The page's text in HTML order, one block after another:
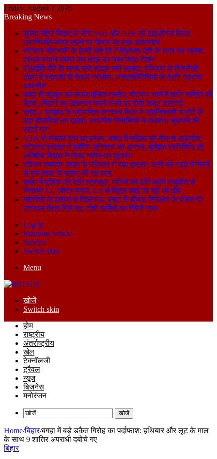
Friday, August 7 2026
Breaking News
सुस्ता सीमा विवाद के बीच SSB और APF की हाई-लेवल बैठक,
यथास्थिति बनाए रखने पर नेपाल का बड़ा आश्वासन
पतिलार सीएचसी के हेल्दी बेबी शो में प्रियंका देवी के लाल का जलवा,
प्रथम स्थान प्राप्त कर क्षेत्र का नाम किया रोशन
वीआईपी दौरे के समय बनी सड़क बनी आफत, पतिलार के मिश्रौली
टोला में बदहाली से बेहाल ग्रामीण, जनप्रतिनिधियों के प्रति गहराया
आक्रोश
बगहा में चहलूम को लेकर पुलिस मुस्तैद: चौतरवा थाने में शांति समिति की
बैठक, नियमों का उल्लंघन करने वालों पर होगी सख्त कार्रवाई
बगहा-1 प्रखंड के प्राथमिक स्वास्थ्य केंद्र में जलनिकासी न होने से
बढ़ा बीमारियों का खतरा, स्थानीय निवासियों ने व्यवस्था सुधारने की
उठाई मांग।
VTR से निकले बाघ का हमला, बगहा में महिला की मौत से आक्रोश
पतिलार पंचायत में फॉगिंग अभियान का आगाज, मुखिया प्रतिनिधि डॉ.
अभिषेक मिश्रा ने किया मशीन का शुभारंभ
पश्चिम चंपारण: बगहा के पतिलार में बड़ा हादसा, पानी भरे गड्ढे में गिरने
से एक साल के मासूम की गई जान
बगहा में पुलिस की बड़ी स्ट्राइक: मरीजों को ढोने वाली एम्बुलेंस से
निकली 157 लीटर शराब, UP से बिहार लाई जा रही थी खेप
ग्रामीणों के इलाज से खिलवाड़: बगहा में औचक निरीक्षण के दौरान दो
स्वास्थ्य केंद्र मिले बंद, दोषी कर्मियों पर गिरेगी गाज
Log In
Random Article
Sidebar
Switch skin
Menu
खोजें
Switch skin
होम
राष्ट्रीय
अंतर्राष्ट्रीय
खेल
टेक्नॉलजी
ट्रैवल
न्यूज
बिजनेस
मनोरंजन
खोजें
Home/बिहार/बगहा में बड़े डकैत गिरोह का पर्दाफाश: हथियार और लूट के माल
के साथ 9 शातिर अपराधी दबोचे गए
बिहार